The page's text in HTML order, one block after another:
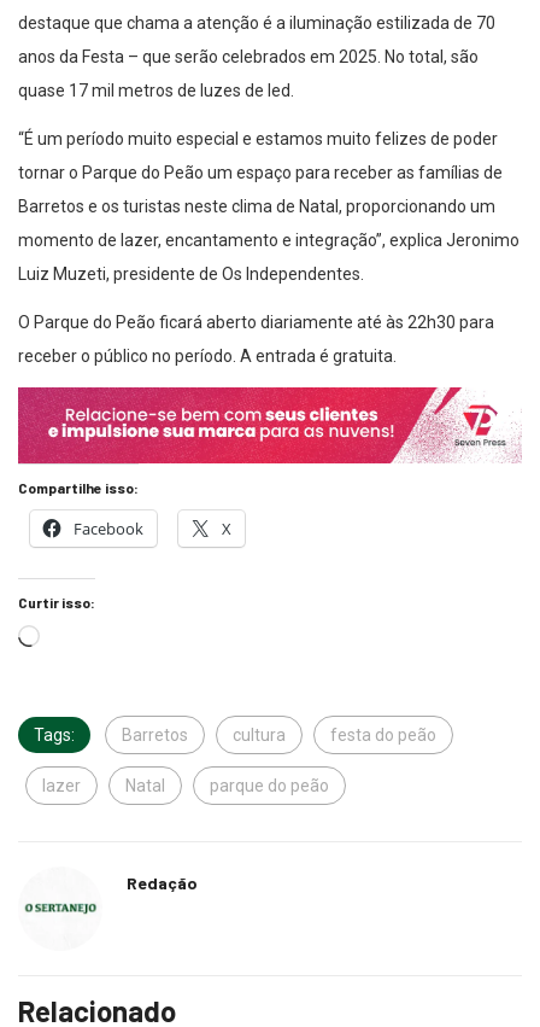
destaque que chama a atenção é a iluminação estilizada de 70
anos da Festa – que serão celebrados em 2025. No total, são
quase 17 mil metros de luzes de led.
“É um período muito especial e estamos muito felizes de poder
tornar o Parque do Peão um espaço para receber as famílias de
Barretos e os turistas neste clima de Natal, proporcionando um
momento de lazer, encantamento e integração”, explica Jeronimo
Luiz Muzeti, presidente de Os Independentes.
O Parque do Peão ficará aberto diariamente até às 22h30 para
receber o público no período. A entrada é gratuita.
Compartilhe isso:
Facebook X
Curtir isso:
Tags: Barretos cultura festa do peão
lazer Natal parque do peão
Redação
Relacionado